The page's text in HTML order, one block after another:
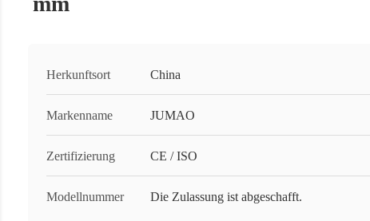
Herkunftsort China
Markenname JUMAO
Zertifizierung CE / ISO
Modellnummer Die Zulassung ist abgeschafft.